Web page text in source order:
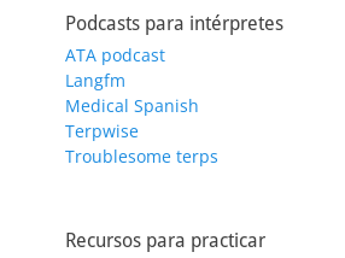
Podcasts para intérpretes
ATA podcast
Langfm
Medical Spanish
Terpwise
Troublesome terps
Recursos para practicar